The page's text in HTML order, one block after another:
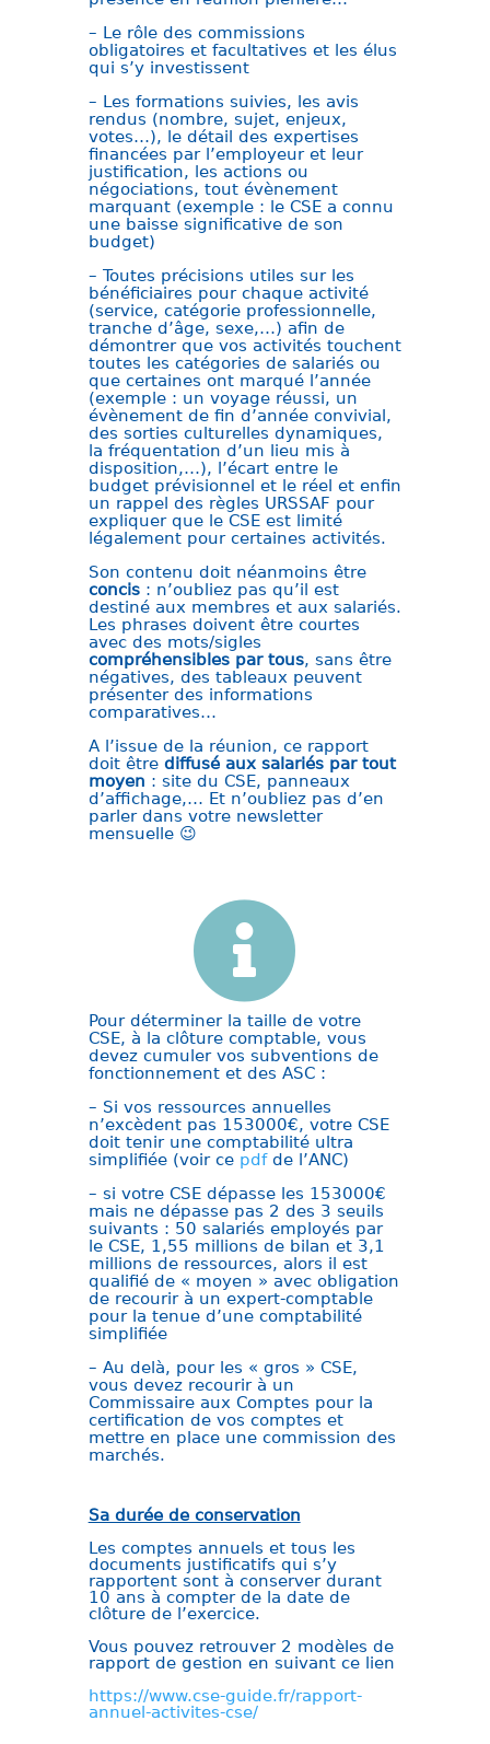
– Le rôle des commissions
obligatoires et facultatives et les élus
qui s’y investissent
– Les formations suivies, les avis
rendus (nombre, sujet, enjeux,
votes…), le détail des expertises
financées par l’employeur et leur
justification, les actions ou
négociations, tout évènement
marquant (exemple : le CSE a connu
une baisse significative de son
budget)
– Toutes précisions utiles sur les
bénéficiaires pour chaque activité
(service, catégorie professionnelle,
tranche d’âge, sexe,…) afin de
démontrer que vos activités touchent
toutes les catégories de salariés ou
que certaines ont marqué l’année
(exemple : un voyage réussi, un
évènement de fin d’année convivial,
des sorties culturelles dynamiques,
la fréquentation d’un lieu mis à
disposition,…), l’écart entre le
budget prévisionnel et le réel et enfin
un rappel des règles URSSAF pour
expliquer que le CSE est limité
légalement pour certaines activités.
Son contenu doit néanmoins être
concis: n’oubliez pas qu’il est
destiné aux membres et aux salariés.
Les phrases doivent être courtes
avec des mots/sigles
compréhensibles par tous, sans être
négatives, des tableaux peuvent
présenter des informations
comparatives…
A l’issue de la réunion, ce rapport
doit être diffusé aux salariés par tout
moyen : site du CSE, panneaux
d’affichage,… Et n’oubliez pas d’en
parler dans votre newsletter
mensuelle 😉

Pour déterminer la taille de votre
CSE, à la clôture comptable, vous
devez cumuler vos subventions de
fonctionnement et des ASC :
– Si vos ressources annuelles
n’excèdent pas 153000€, votre CSE
doit tenir une comptabilité ultra
simplifiée (voir ce pdfde l’ANC)
– si votre CSE dépasse les 153000€
mais ne dépasse pas 2 des 3 seuils
suivants : 50 salariés employés par
le CSE, 1,55 millions de bilan et 3,1
millions de ressources, alors il est
qualifié de « moyen » avec obligation
de recourir à un expert-comptable
pour la tenue d’une comptabilité
simplifiée
– Au delà, pour les « gros » CSE,
vous devez recourir à un
Commissaire aux Comptes pour la
certification de vos comptes et
mettre en place une commission des
marchés.
Sa durée de conservation
Les comptes annuels et tous les
documents justificatifs qui s’y
rapportent sont à conserver durant
10 ans à compter de la date de
clôture de l’exercice.
Vous pouvez retrouver 2 modèles de
rapport de gestion en suivant ce lien
https://www.cse-guide.fr/rapport-
annuel-activites-cse/